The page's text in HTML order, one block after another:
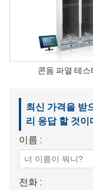
콘돔 파열 테스
최신 가격을 받
리 응답 할 것이
이름 :
전화 :